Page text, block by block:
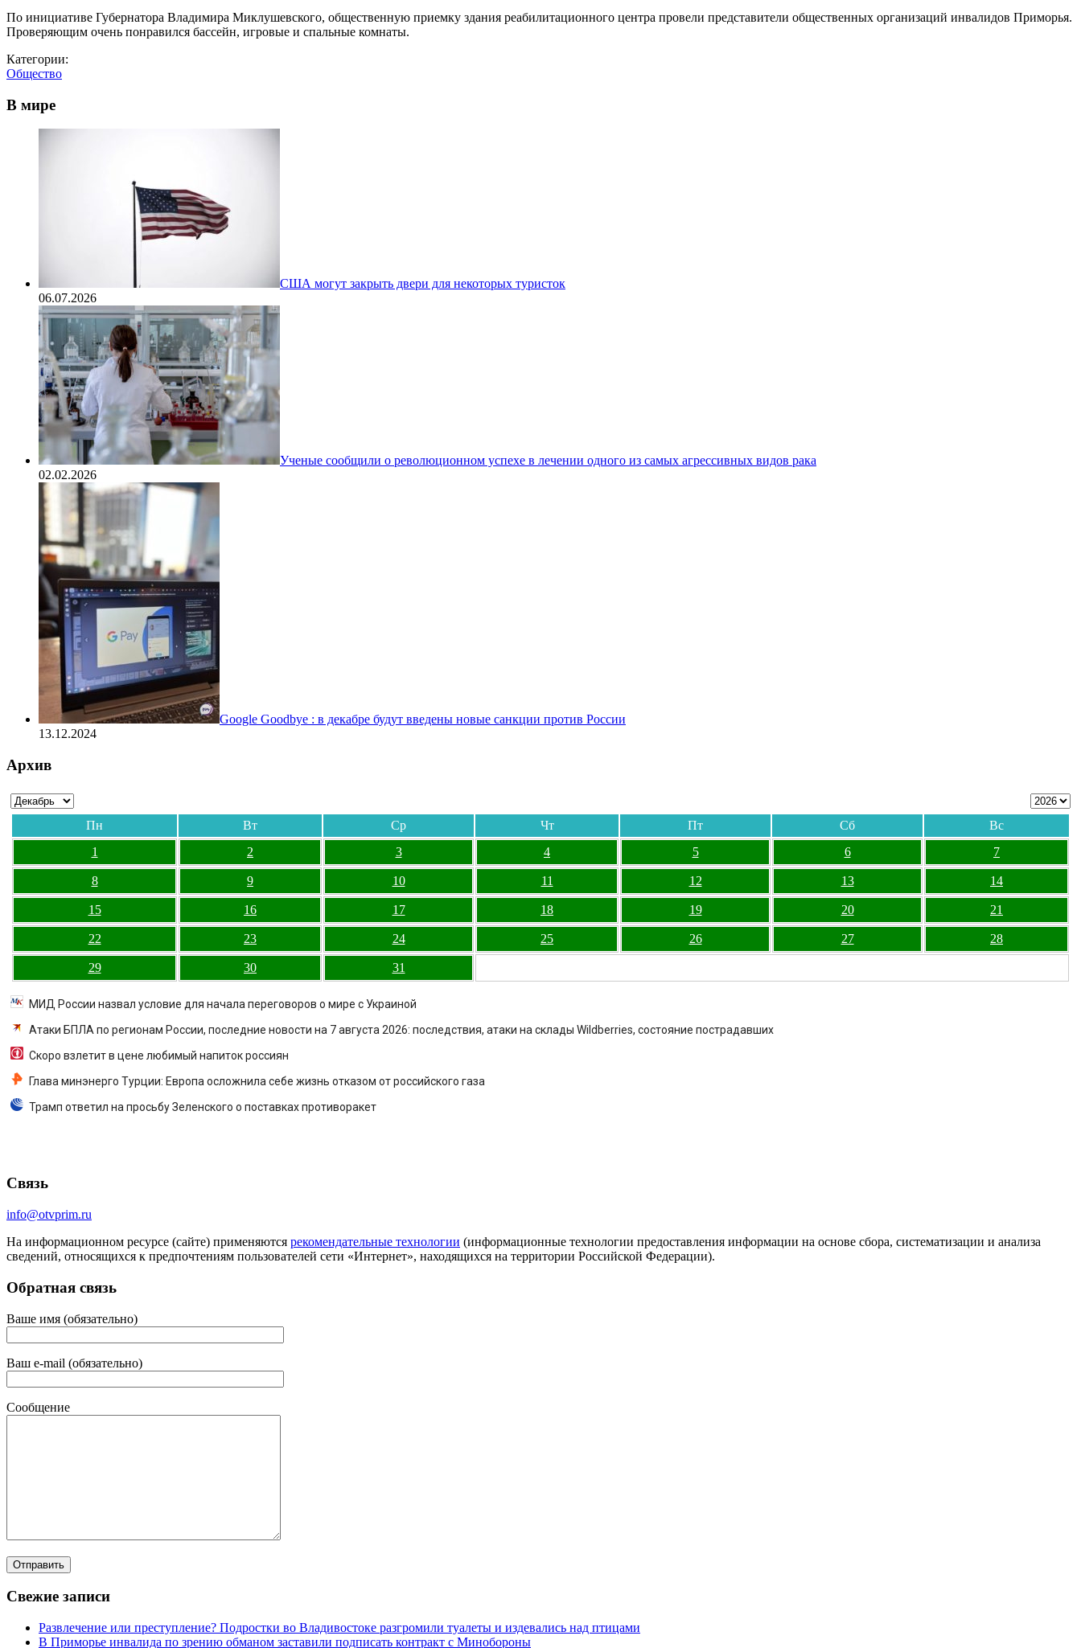
По инициативе Губернатора Владимира Миклушевского, общественную приемку здания реабилитационного центра провели представители общественных организаций инвалидов Приморья.
Проверяющим очень понравился бассейн, игровые и спальные комнаты.
Категории:
Общество
В мире
США могут закрыть двери для некоторых туристок
06.07.2026
Ученые сообщили о революционном успехе в лечении одного из самых агрессивных видов рака
02.02.2026
Google Goodbye : в декабре будут введены новые санкции против России
13.12.2024
Архив
Пн Вт Ср Чт Пт Сб
Вс
1
2 3 4 5 6 7
8 9 10 11 12 13 14
15 16 17 18 19 20 21
22 23 24 25 26 27 28
29 30 31
МИД России назвал условие для начала переговоров о мире с Украиной
Атаки БПЛА по регионам России, последние новости на 7 августа 2026: последствия, атаки на склады Wildberries, состояние пострадавших
Скоро взлетит в цене любимый напиток россиян
Глава минэнерго Турции: Европа осложнила себе жизнь отказом от российского газа
Трамп ответил на просьбу Зеленского о поставках противоракет
Связь
info@otvprim.ru
На информационном ресурсе (сайте) применяются рекомендательные технологии (информационные технологии предоставления информации на основе сбора, систематизации и анализа
сведений, относящихся к предпочтениям пользователей сети «Интернет», находящихся на территории Российской Федерации).
Обратная связь
Ваше имя (обязательно)
Ваш e-mail (обязательно)
Сообщение
Свежие записи
Развлечение или преступление? Подростки во Владивостоке разгромили туалеты и издевались над птицами
В Приморье инвалида по зрению обманом заставили подписать контракт с Минобороны